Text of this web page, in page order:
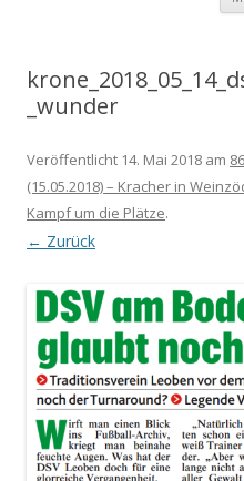
_wunder
Veröffentlicht 14. Mai 2018 am
(15.05.2018) – Kracher in
Kampf um die Plätze.
← Zurück